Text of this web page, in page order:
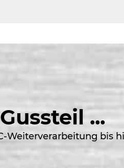
...
Weiterverarbeitung bis